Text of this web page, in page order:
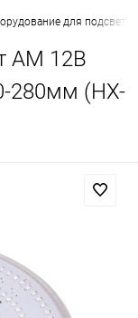
для
AM 12В
280мм (HX-